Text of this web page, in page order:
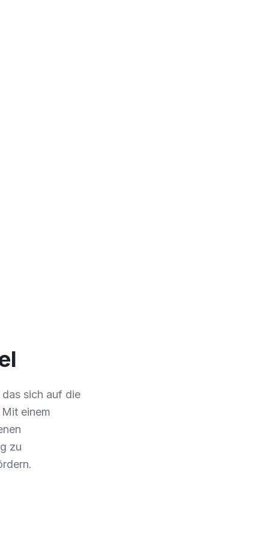
das sich auf die
einem
zu